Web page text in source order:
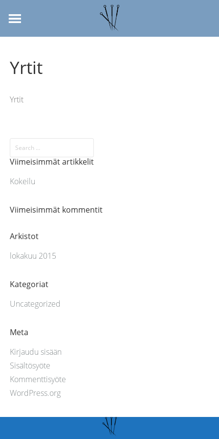
Yrtit
Yrtit
Viimeisimmät artikkelit
Kokeilu
Viimeisimmät kommentit
Arkistot
lokakuu 2015
Kategoriat
Uncategorized
Meta
Kirjaudu sisään
Sisältösyöte
Kommenttisyöte
WordPress.org